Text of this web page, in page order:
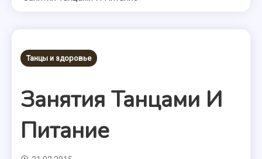
Танцы и здоровье
Занятия Танцами И
Питание